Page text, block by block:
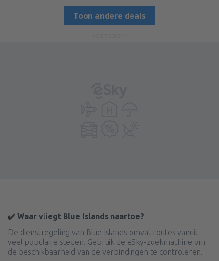
Toon andere deals
✔️ Waar vliegt Blue Islands naartoe?
De dienstregeling van Blue Islands omvat routes vanuit
veel populaire steden. Gebruik de eSky-zoekmachine om
de beschikbaarheid van de verbindingen te controleren.